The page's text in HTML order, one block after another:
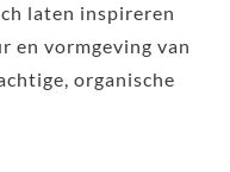
laten inspireren
en vormgeving van
organische